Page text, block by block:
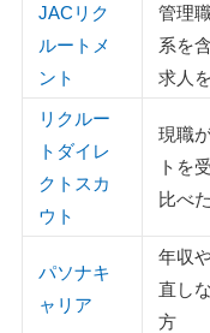
どこですか？
Q：財務・会計系
ェントはどこです
Q：未経験でもコ
Q：コンサル転職
Q：やめた方がい
Q：コンサルの転
コンサル業界への転職
JACリク
ルートメ
ント
管理
系を
求人
リクルー
トダイレ
クトスカ
ウト
現職
トを
比べ
パソナキ
ャリア
年収
直し
方